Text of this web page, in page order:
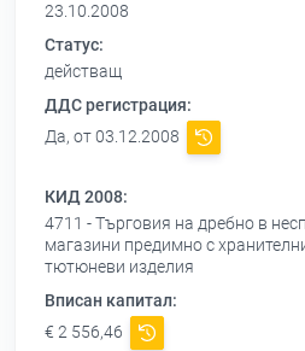
23.10.2008
Статус:
действащ
ДДС регистрация:
Да, от 03.12.2008
КИД 2008:
4711 - Търговия на дребно в
магазини предимно с
тютюневи изделия
Вписан капитал:
€ 2 556,46